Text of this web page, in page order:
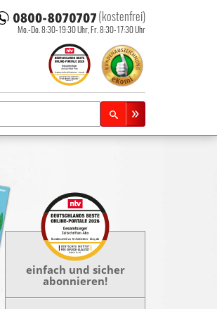
(kostenfrei)
Mo.-Do. 8:30-19:30 Uhr, Fr. 8:30-17:30 Uhr
einfach und sicher
abonnieren!